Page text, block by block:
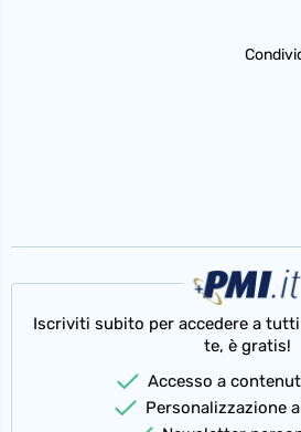
Iscriviti subito per accedere a
te, è gratis!
Accesso a
Personalizzazione